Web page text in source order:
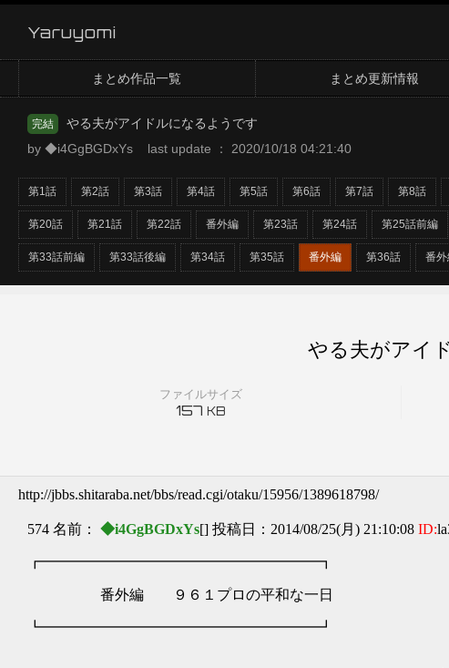
Yaruyomi
まとめ作品一覧 まとめ更新情報
完結
やる夫がアイドルになるようです
by ◆i4GgBGDxYs last update ： 2020/10/18 04:21:40
第1話 第2話 第3話 第4話 第5話 第6話 第7話 第8話
第20話 第21話 第22話 番外編 第23話 第24話 第25話前編
第33話前編 第33話後編 第34話 第35話 番外編 第36話 番
ファイルサイズ
157 KB
やる夫がアイ
http://jbbs.shitaraba.net/bbs/read.cgi/otaku/15956/1389618798/
574 名前： ◆i4GgBGDxYs[] 投稿日：2014/08/25(月) 21:10:08 ID:
┏━━━━━━━━━━━━━━━━━━━┓
番外編 ９６１プロの平和な一日
┗━━━━━━━━━━━━━━━━━━━┛